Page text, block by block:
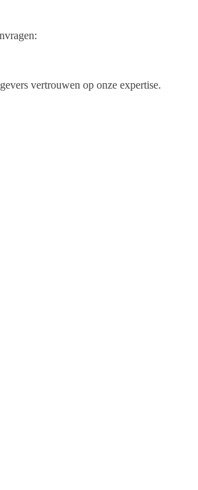
vertrouwen op onze expertise.